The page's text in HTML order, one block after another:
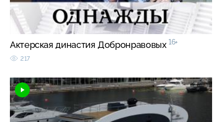
Актерская династия Добронравовых 16+
217